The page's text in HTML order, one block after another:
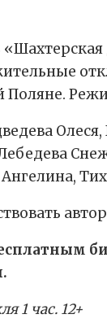
Поляне.
1 час. 12+